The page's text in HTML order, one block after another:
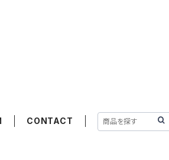
CONTACT